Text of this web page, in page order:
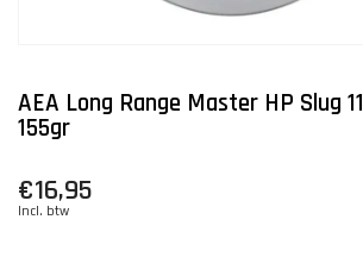
AEA Long Range Master HP Slug
155gr
€16,95
Incl. btw